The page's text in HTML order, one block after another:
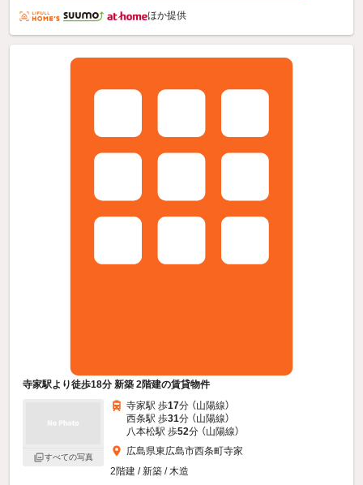
ほか提供
寺家駅より徒歩18分 新築 2階建の賃貸物件
すべての写真
寺家駅 歩17分 （山陽線）
西条駅 歩31分 （山陽線）
八本松駅 歩52分 （山陽線）
広島県東広島市西条町寺家
2階建 / 新築 / 木造